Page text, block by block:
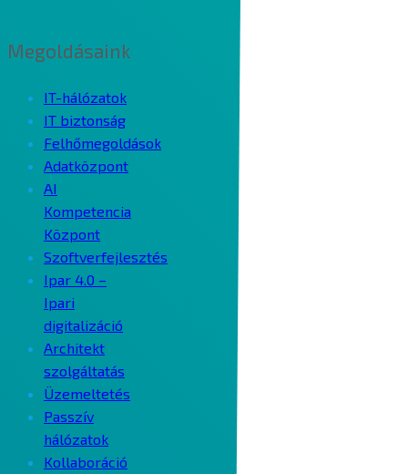
Megoldásaink
IT-hálózatok
IT biztonság
Felhőmegoldások
Adatközpont
AI
Kompetencia
Központ
Szoftverfejlesztés
Ipar 4.0 –
Ipari
digitalizáció
Architekt
szolgáltatás
Üzemeltetés
Passzív
hálózatok
Kollaboráció